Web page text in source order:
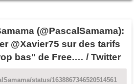
(@PascalSamama):
@Xavier75 sur des tarifs
bas" de Free.… / Twitter
status/1638867346520514561